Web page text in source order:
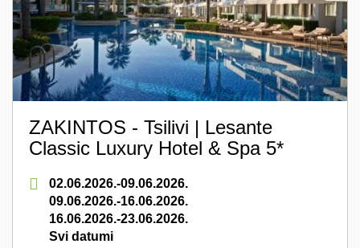
ZAKINTOS - Tsilivi | Lesante
Classic Luxury Hotel & Spa 5*
02.06.2026.-09.06.2026.
09.06.2026.-16.06.2026.
16.06.2026.-23.06.2026.
Svi datumi